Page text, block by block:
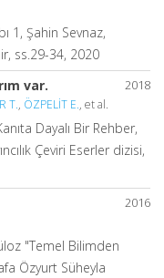
1, Şahin Sevnaz,
ss.29-34, 2020
2018
var.
T., ÖZPELİT E., et al.
Dayalı Bir Rehber,
Çeviri Eserler dizisi,
2016
"Temel Bilimden
Özyurt Süheyla